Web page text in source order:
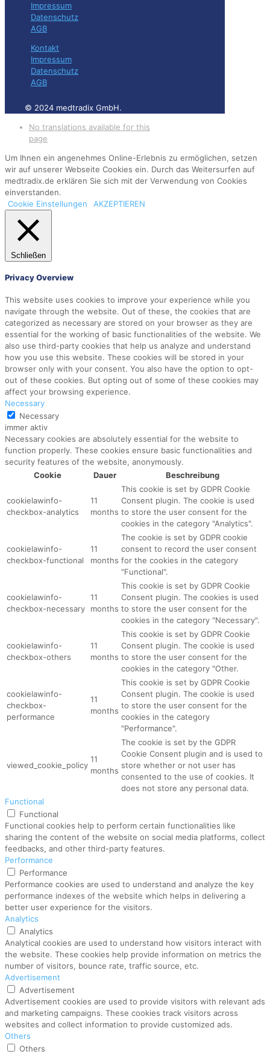
Impressum
Datenschutz
AGB
Kontakt
Impressum
Datenschutz
AGB
© 2024 medtradix GmbH.
No translations available for this
page
Um Ihnen ein angenehmes Online-Erlebnis zu ermöglichen, setzen
wir auf unserer Webseite Cookies ein. Durch das Weitersurfen auf
medtradix.de erklären Sie sich mit der Verwendung von Cookies
einverstanden.
Cookie Einstellungen
AKZEPTIEREN
Schließen
Privacy Overview
This website uses cookies to improve your experience while you
navigate through the website. Out of these, the cookies that are
categorized as necessary are stored on your browser as they are
essential for the working of basic functionalities of the website. We
also use third-party cookies that help us analyze and understand
how you use this website. These cookies will be stored in your
browser only with your consent. You also have the option to opt-
out of these cookies. But opting out of some of these cookies may
affect your browsing experience.
Necessary
Necessary
immer aktiv
Necessary cookies are absolutely essential for the website to
function properly. These cookies ensure basic functionalities and
security features of the website, anonymously.
Cookie
Dauer Beschreibung
cookielawinfo-
checkbox-analytics
11
months
This cookie is set by GDPR Cookie
Consent plugin. The cookie is used
to store the user consent for the
cookies in the category "Analytics".
cookielawinfo-
checkbox-functional
11
months
The cookie is set by GDPR cookie
consent to record the user consent
for the cookies in the category
"Functional".
cookielawinfo-
checkbox-necessary
11
months
This cookie is set by GDPR Cookie
Consent plugin. The cookies is used
to store the user consent for the
cookies in the category "Necessary".
cookielawinfo-
checkbox-others
11
months
This cookie is set by GDPR Cookie
Consent plugin. The cookie is used
to store the user consent for the
cookies in the category "Other.
cookielawinfo-
checkbox-
performance
11
months
This cookie is set by GDPR Cookie
Consent plugin. The cookie is used
to store the user consent for the
cookies in the category
"Performance".
viewed_cookie_policy
11
months
The cookie is set by the GDPR
Cookie Consent plugin and is used to
store whether or not user has
consented to the use of cookies. It
does not store any personal data.
Functional
Functional
Functional cookies help to perform certain functionalities like
sharing the content of the website on social media platforms, collect
feedbacks, and other third-party features.
Performance
Performance
Performance cookies are used to understand and analyze the key
performance indexes of the website which helps in delivering a
better user experience for the visitors.
Analytics
Analytics
Analytical cookies are used to understand how visitors interact with
the website. These cookies help provide information on metrics the
number of visitors, bounce rate, traffic source, etc.
Advertisement
Advertisement
Advertisement cookies are used to provide visitors with relevant ads
and marketing campaigns. These cookies track visitors across
websites and collect information to provide customized ads.
Others
Others